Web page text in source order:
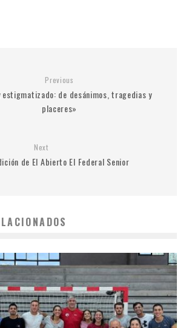
Previous
estigmatizado: de desánimos, tragedias y
placeres»
Next
de El Abierto El Federal Senior